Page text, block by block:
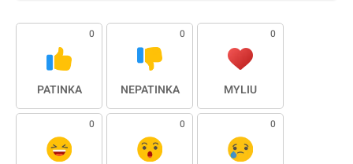
0
PATINKA
0
NEPATINKA
0
MYLIU
0 0 0